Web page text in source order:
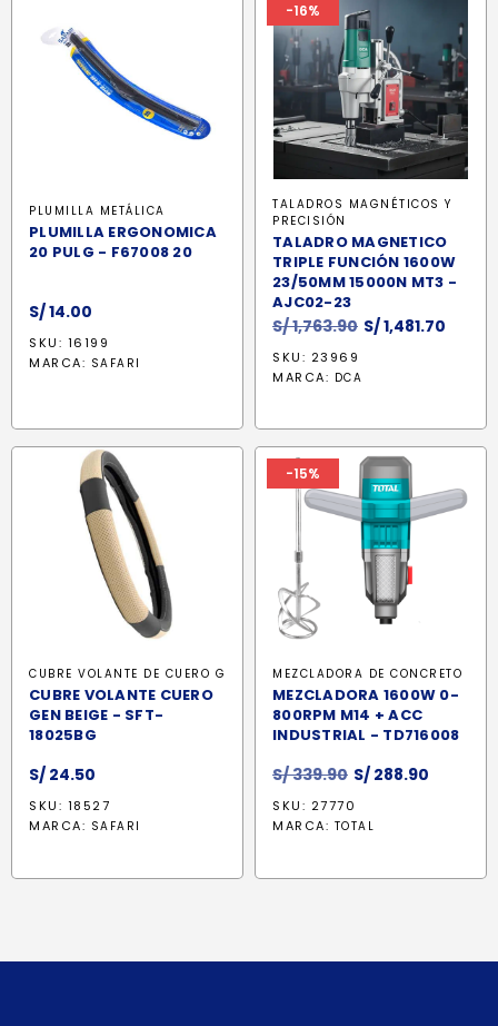
PLUMILLA METÁLICA
PLUMILLA ERGONOMICA
20 PULG - F67008 20
S/14.00
SKU: 16199
MARCA: SAFARI
-16%
TALADROS MAGNÉTICOS Y
PRECISIÓN
TALADRO MAGNETICO
TRIPLE FUNCIÓN 1600W
23/50MM 15000N MT3 -
AJC02-23
S/1,763.90 El
S/1,481.70
SKU: 23969
MARCA: DCA
CUBRE VOLANTE DE CUERO G
CUBRE VOLANTE CUERO
GEN BEIGE - SFT-
18025BG
S/ 24.50
SKU: 18527
MARCA: SAFARI
-15%
MEZCLADORA DE CONCRETO
MEZCLADORA 1600W 0-
800RPM M14 + ACC
INDUSTRIAL - TD716008
S/339.90 El
original
S/ 288.90
SKU: 27770
MARCA: TOTAL